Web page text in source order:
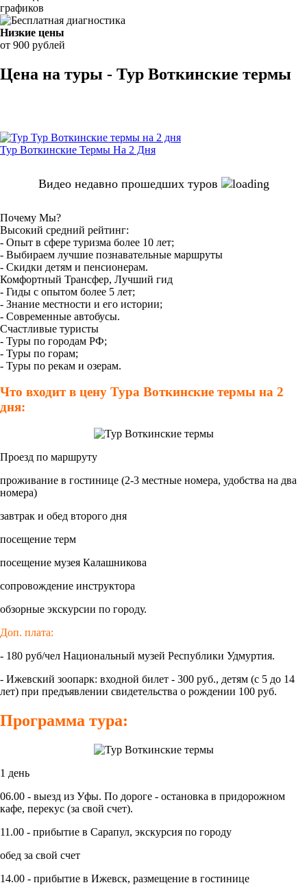
графиков
Низкие цены
от 900 рублей
Цена на туры - Тур Воткинские термы
Тур Воткинские Термы На 2 Дня
Видео недавно прошедших туров
Почему Мы?
Высокий средний рейтинг:
- Опыт в сфере туризма более 10 лет;
- Выбираем лучшие познавательные маршруты
- Скидки детям и пенсионерам.
Комфортный Трансфер, Лучший гид
- Гиды с опытом более 5 лет;
- Знание местности и его истории;
- Современные автобусы.
Счастливые туристы
- Туры по городам РФ;
- Туры по горам;
- Туры по рекам и озерам.
Что входит в цену Тура Воткинские термы на 2
дня:
Проезд по маршруту
проживание в гостинице (2-3 местные номера, удобства на два
номера)
завтрак и обед второго дня
посещение терм
посещение музея Калашникова
сопровождение инструктора
обзорные экскурсии по городу.
Доп. плата:
- 180 руб/чел Национальный музей Республики Удмуртия.
- Ижевский зоопарк: входной билет - 300 руб., детям (с 5 до 14
лет) при предъявлении свидетельства о рождении 100 руб.
Программа тура:
1 день
06.00 - выезд из Уфы. По дороге - остановка в придорожном
кафе, перекус (за свой счет).
11.00 - прибытие в Сарапул, экскурсия по городу
обед за свой счет
14.00 - прибытие в Ижевск, размещение в гостинице